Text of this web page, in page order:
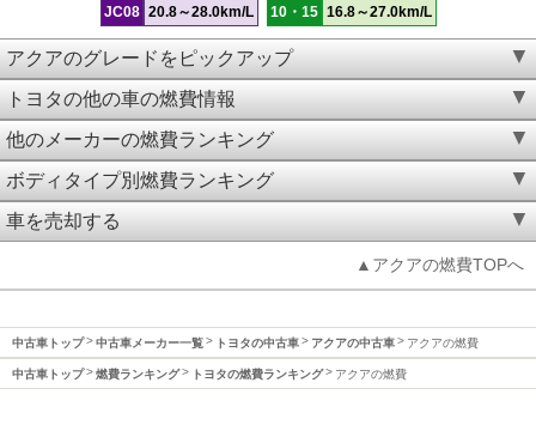
JC08 20.8～28.0km/L 10・15 16.8～27.0km/L
アクアのグレードをピックアップ
トヨタの他の車の燃費情報
他のメーカーの燃費ランキング
ボディタイプ別燃費ランキング
車を売却する
▲アクアの燃費TOPへ
中古車トップ 中古車メーカー一覧 トヨタの中古車 アクアの中古車 アクアの燃費
中古車トップ 燃費ランキング トヨタの燃費ランキング アクアの燃費